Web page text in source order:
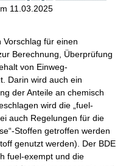
11.03.2025
Vorschlag für einen
Berechnung, Überprüfung
von Einweg-
Darin wird auch ein
der Anteile an chemisch
wird die „fuel-
auch Regelungen für die
Stoffen getroffen werden
genutzt werden). Der BDE
fuel-exempt und die